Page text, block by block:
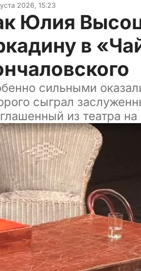
2026, 15:23
Юлия
в
сильными
сыграл
из театра на